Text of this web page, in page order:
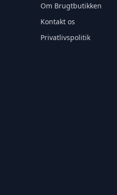
Om Brugtbutikken
Kontakt os
Privatlivspolitik